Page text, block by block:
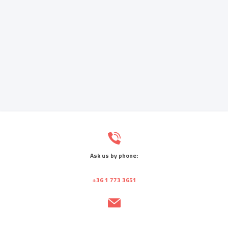
Ask us by phone:
+36 1 773 3651